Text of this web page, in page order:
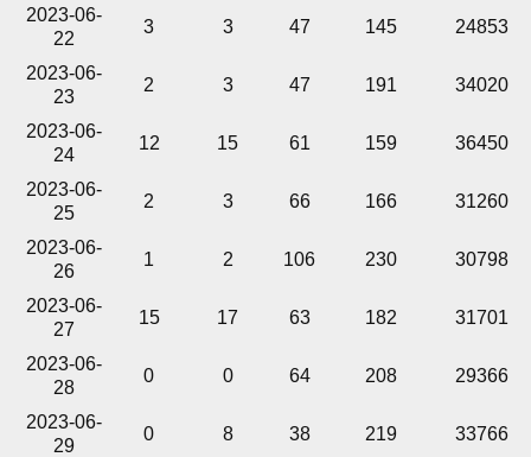
2023-06-
22
3 3 47 145 24853
2023-06-
23
2 3 47 191 34020
2023-06-
24
12 15 61 159 36450
2023-06-
25
2 3 66 166 31260
2023-06-
26
1 2 106 230 30798
2023-06-
27
15 17 63 182 31701
2023-06-
28
0 0 64 208 29366
2023-06-
29
0 8 38 219 33766